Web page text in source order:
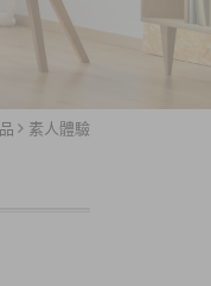
素人體驗